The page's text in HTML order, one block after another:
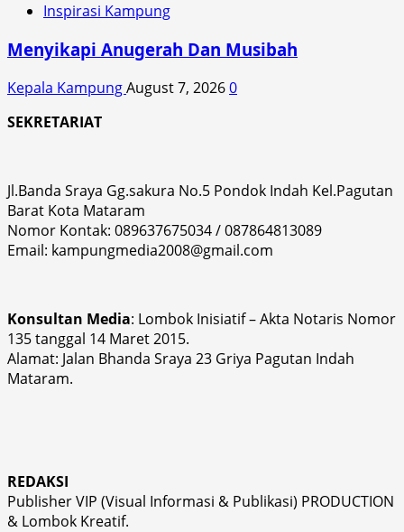
Inspirasi Kampung
Menyikapi Anugerah Dan Musibah
Kepala KampungAugust 7, 20260
SEKRETARIAT
Jl.Banda Sraya Gg.sakura No.5 Pondok Indah Kel.Pagutan
Barat Kota Mataram
Nomor Kontak: 089637675034 / 087864813089
Email: kampungmedia2008@gmail.com
Konsultan Media: Lombok Inisiatif – Akta Notaris Nomor
135 tanggal 14 Maret 2015.
Alamat: Jalan Bhanda Sraya 23 Griya Pagutan Indah
Mataram.
REDAKSI
Publisher VIP (Visual Informasi & Publikasi) PRODUCTION
& Lombok Kreatif.